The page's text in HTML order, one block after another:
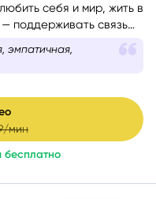
себя и мир, жить в
поддерживать связь
разные состояния
и пропускаю через
эмпатичная,
мин
бесплатно